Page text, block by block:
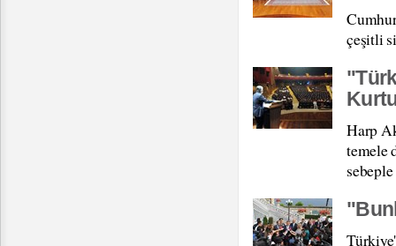
çeşitli
Harp
temele